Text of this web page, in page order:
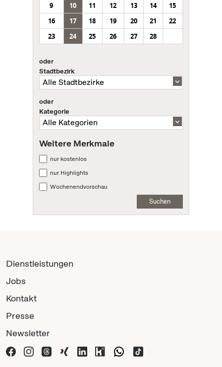
9
10 11 12 13 14
15
16
17 18 19 20 21
22
23
24 25 26 27 28
oder
Stadtbezirk
oder
Kategorie
Weitere Merkmale
nur kostenlos
nur Highlights
Wochenendvorschau
Suchen
Dienstleistungen
Jobs
Kontakt
Presse
Newsletter